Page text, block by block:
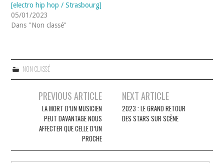
[electro hip hop / Strasbourg]
05/01/2023
Dans "Non classé"
NON CLASSÉ
Navigation
articles
PREVIOUS ARTICLE
LA MORT D’UN MUSICIEN
PEUT DAVANTAGE NOUS
AFFECTER QUE CELLE D’UN
PROCHE
NEXT ARTICLE
2023 : LE GRAND RETOUR
DES STARS SUR SCÈNE